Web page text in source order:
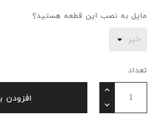
مایل به نصب این قطعه هستید؟
تعداد
افزودن